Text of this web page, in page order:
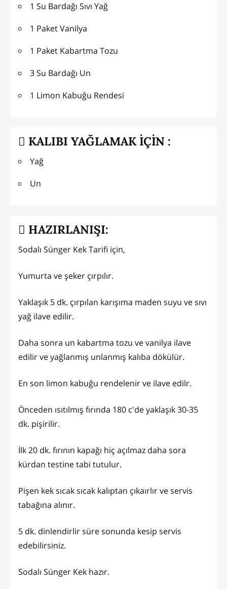
1 Su Bardağı Sıvı Yağ
1 Paket Vanilya
1 Paket Kabartma Tozu
3 Su Bardağı Un
1 Limon Kabuğu Rendesi
KALIBI YAĞLAMAK İÇİN :
Yağ
Un
HAZIRLANIŞI:
Sodalı Sünger Kek Tarifi için,
Yumurta ve şeker çırpılır.
Yaklaşık 5 dk. çırpılan karışıma maden suyu ve sıvı
yağ ilave edilir.
Daha sonra un kabartma tozu ve vanilya ilave
edilir ve yağlanmış unlanmış kalıba dökülür.
En son limon kabuğu rendelenir ve ilave edilr.
Önceden ısıtılmış fırında 180 c'de yaklaşık 30-35
dk. pişirilir.
İlk 20 dk. fırının kapağı hiç açılmaz daha sora
kürdan testine tabi tutulur.
Pişen kek sıcak sıcak kalıptan çıkaırlır ve servis
tabağına alınır.
5 dk. dinlendirlir süre sonunda kesip servis
edebilirsiniz.
Sodalı Sünger Kek hazır.